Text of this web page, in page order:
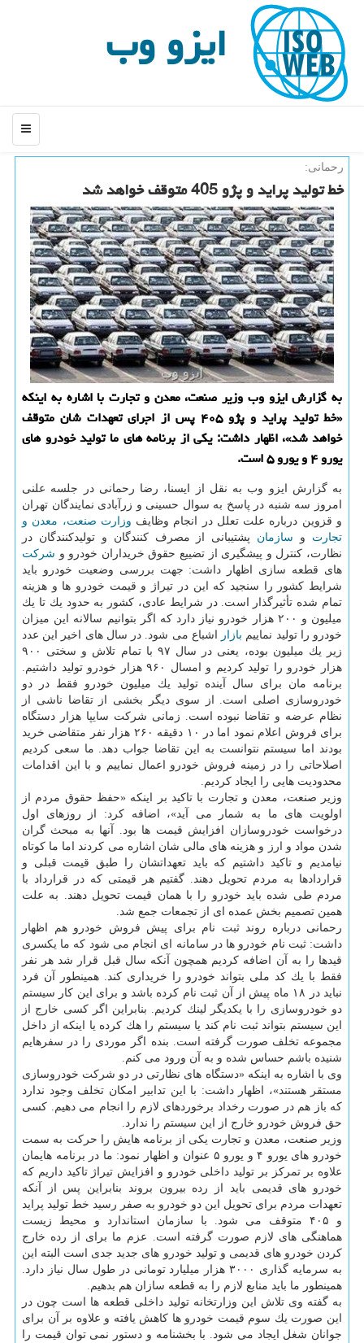
ایزو وب
منو
رحمانی:
خط تولید پراید و پژو 405 متوقف خواهد شد
به گزارش ایزو وب وزیر صنعت، معدن و تجارت با اشاره به اینكه
«خط تولید پراید و پژو ۴۰۵ پس از اجرای تعهدات شان متوقف
خواهد شد»، اظهار داشت: یكی از برنامه های ما تولید خودرو های
یورو ۴ و یورو ۵ است.
به گزارش ایزو وب به نقل از ایسنا، رضا رحمانی در جلسه علنی
امروز سه شنبه در پاسخ به سوال حسینی و زرآبادی نمایندگان تهران
و قزوین درباره علت تعلل در انجام وظایف وزارت صنعت، معدن و
تجارت و سازمان پشتیبانی از مصرف كنندگان و تولیدكنندگان در
نظارت، كنترل و پیشگیری از تضییع حقوق خریداران خودرو و شركت
های قطعه سازی اظهار داشت: جهت بررسی وضعیت خودرو باید
شرایط كشور را سنجید كه این در تیراژ و قیمت خودرو ها و هزینه
تمام شده تأثیرگذار است. در شرایط عادی، كشور به حدود یك تا یك
میلیون و ۲۰۰ هزار خودرو نیاز دارد كه اگر بتوانیم سالانه این میزان
خودرو را تولید نماییم بازار
اشباع می شود. در سال های اخیر این عدد
زیر یك میلیون بوده، یعنی در سال ۹۷ با تمام تلاش و سختی ۹۰۰
هزار خودرو را تولید كردیم و امسال ۹۶۰ هزار خودرو تولید داشتیم.
برنامه مان برای سال آینده تولید یك میلیون خودرو فقط در دو
خودروسازی اصلی است. از سوی دیگر بخشی از تقاضا ناشی از
نظام عرضه و تقاضا نبوده است. زمانی شركت سایپا هزار دستگاه
برای فروش اعلام نمود اما در ۱۰ دقیقه ۲۶۰ هزار نفر متقاضی خرید
بودند اما سیستم نتوانست به این تقاضا جواب دهد. ما سعی كردیم
اصلاحاتی را در زمینه فروش خودرو اعمال نماییم و با این اقدامات
محدودیت هایی را ایجاد كردیم.
وزیر صنعت، معدن و تجارت با تاكید بر اینكه «حفظ حقوق مردم از
اولویت های ما به شمار می آید»، اضافه كرد: از روزهای اول
درخواست خودروسازان افزایش قیمت ها بود. آنها به مبحث گران
شدن مواد و ارز و هزینه های مالی شان اشاره می كردند اما ما كوتاه
نیامدیم و تاكید داشتیم كه باید تعهداتشان را طبق قیمت قبلی و
قراردادها به مردم تحویل دهند. گفتیم هر قیمتی كه در قرارداد با
مردم طی شده باید خودرو را با همان قیمت تحویل دهند. به علت
همین تصمیم بخش عمده ای از تجمعات جمع شد.
رحمانی درباره روند ثبت نام برای پیش فروش خودرو هم اظهار
داشت: ثبت نام خودرو ها در سامانه ای انجام می شود كه ما یكسری
قیدها را به آن اضافه كردیم همچون آنكه سال قبل قرار شد هر نفر
فقط با یك كد ملی بتواند خودرو را خریداری كند. همینطور آن فرد
نباید در ۱۸ ماه پیش از آن ثبت نام كرده باشد و برای این كار سیستم
دو خودروسازی را با یكدیگر لینك كردیم. بنابراین اگر كسی خارج از
این سیستم بتواند ثبت نام كند یا سیستم را هك كرده یا اینكه از داخل
مجموعه تخلف صورت گرفته است. بنده اگر موردی را در سفرهایم
شنیده باشم حساس شده و به آن ورود می كنم.
وی با اشاره به اینكه «دستگاه های نظارتی در دو شركت خودروسازی
مستقر هستند»، اظهار داشت: با این تدابیر امكان تخلف وجود ندارد
كه باز هم در صورت رخداد برخوردهای لازم را انجام می دهیم. كسی
حق فروش خودرو خارج از این سیستم را ندارد.
وزیر صنعت، معدن و تجارت یكی از برنامه هایش را حركت به سمت
خودرو های یورو ۴ و یورو ۵ عنوان و اظهار نمود: ما در برنامه هایمان
علاوه بر تمركز بر تولید داخلی خودرو و افزایش تیراژ تاكید داریم كه
خودرو های قدیمی باید از رده بیرون بروند بنابراین پس از آنكه
تعهدات مردم برای تحویل این دو خودرو به صفر رسید خط تولید پراید
و ۴۰۵ متوقف می شود. با سازمان استاندارد و محیط زیست
هماهنگی های لازم صورت گرفته است. عزم ما برای از رده خارج
كردن خودرو های قدیمی و تولید خودرو های جدید جدی است البته این
به سرمایه گذاری ۳۰۰۰ هزار میلیارد تومانی در طول سال نیاز دارد.
همینطور ما باید منابع لازم را به قطعه سازان هم بدهیم.
به گفته وی تلاش این وزارتخانه تولید داخلی قطعه ها است چون در
این صورت یك سوم قیمت خودرو ها كاهش یافته و علاوه بر آن برای
جوانان شغل ایجاد می شود. با بخشنامه و دستور نمی توان قیمت را